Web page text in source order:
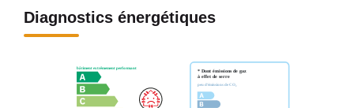
Diagnostics énergétiques